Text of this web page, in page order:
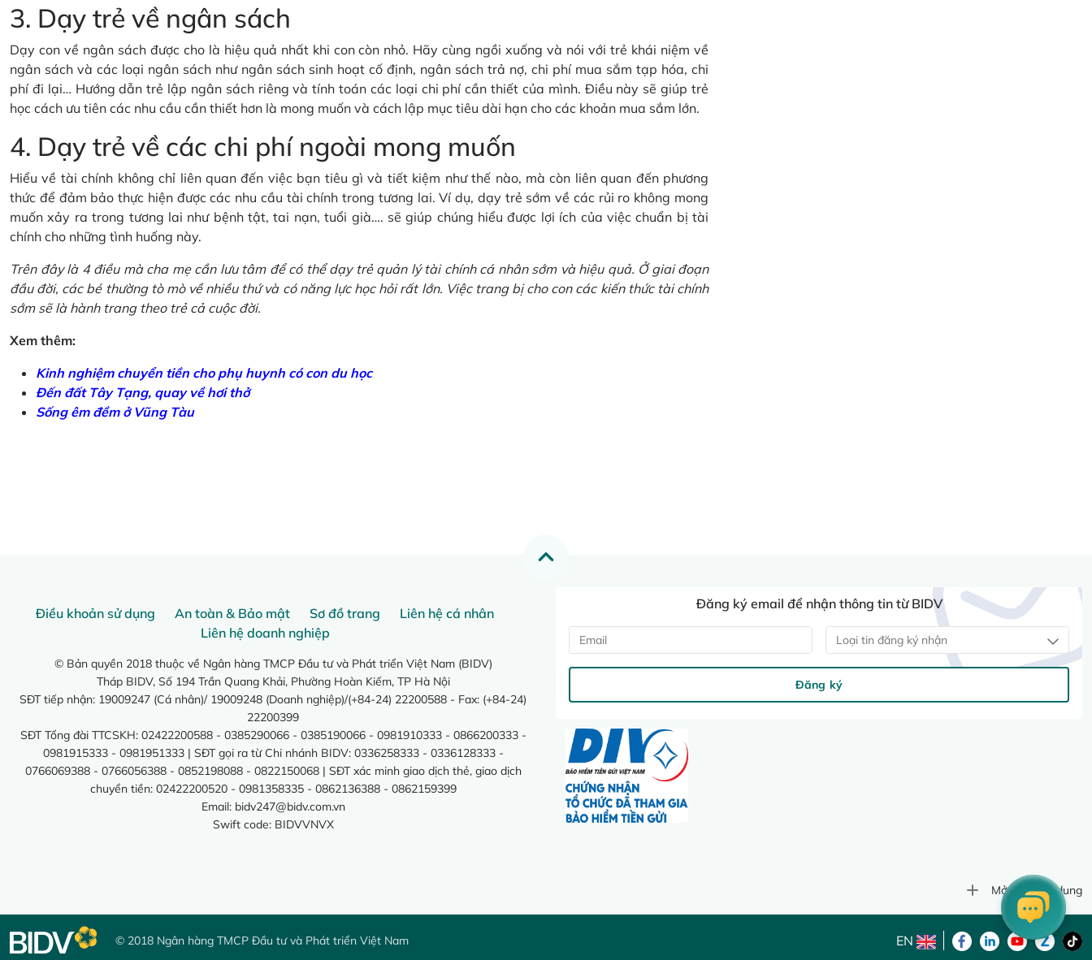
3. Dạy trẻ về ngân sách
Dạy con về ngân sách được cho là hiệu quả nhất khi con còn nhỏ. Hãy cùng ngồi xuống và nói với trẻ khái niệm về
ngân sách và các loại ngân sách như ngân sách sinh hoạt cố định, ngân sách trả nợ, chi phí mua sắm tạp hóa, chi
phí đi lại… Hướng dẫn trẻ lập ngân sách riêng và tính toán các loại chi phí cần thiết của mình. Điều này sẽ giúp trẻ
học cách ưu tiên các nhu cầu cần thiết hơn là mong muốn và cách lập mục tiêu dài hạn cho các khoản mua sắm lớn.
4. Dạy trẻ về các chi phí ngoài mong muốn
Hiểu về tài chính không chỉ liên quan đến việc bạn tiêu gì và tiết kiệm như thế nào, mà còn liên quan đến phương
thức để đảm bảo thực hiện được các nhu cầu tài chính trong tương lai. Ví dụ, dạy trẻ sớm về các rủi ro không mong
muốn xảy ra trong tương lai như bệnh tật, tai nạn, tuổi già…. sẽ giúp chúng hiểu được lợi ích của việc chuẩn bị tài
chính cho những tình huống này.
Trên đây là 4 điều mà cha mẹ cần lưu tâm để có thể dạy trẻ quản lý tài chính cá nhân sớm và hiệu quả. Ở giai đoạn
đầu đời, các bé thường tò mò về nhiều thứ và có năng lực học hỏi rất lớn. Việc trang bị cho con các kiến thức tài chính
sớm sẽ là hành trang theo trẻ cả cuộc đời.
Xem thêm:
Kinh nghiệm chuyển tiền cho phụ huynh có con du học
Đến đất Tây Tạng, quay về hơi thở
Sống êm đềm ở Vũng Tàu
Điều khoản sử dụng An toàn & Bảo mật Sơ đồ trang
Liên hệ cá nhân
Liên hệ doanh nghiệp
© Bản quyền 2018 thuộc về Ngân hàng TMCP Đầu tư và Phát triển Việt Nam (BIDV)
Tháp BIDV, Số 194 Trần Quang Khải, Phường Hoàn Kiếm, TP Hà Nội
SĐT tiếp nhận: 19009247 (Cá nhân)/ 19009248 (Doanh nghiệp)/(+84-24) 22200588 - Fax: (+84-24)
22200399
SĐT Tổng đài TTCSKH: 02422200588 - 0385290066 - 0385190066 - 0981910333 - 0866200333 -
0981915333 - 0981951333 | SĐT gọi ra từ Chi nhánh BIDV: 0336258333 - 0336128333 -
0766069388 - 0766056388 - 0852198088 - 0822150068 | SĐT xác minh giao dịch thẻ, giao dịch
chuyển tiền: 02422200520 - 0981358335 - 0862136388 - 0862159399
Email: bidv247@bidv.com.vn
Swift code: BIDVVNVX
Đăng ký email để nhận thông tin từ BIDV
Loại tin đăng ký nhận
Đăng ký
Mở rộng nội dung
© 2018 Ngân hàng TMCP Đầu tư và Phát triển Việt Nam EN